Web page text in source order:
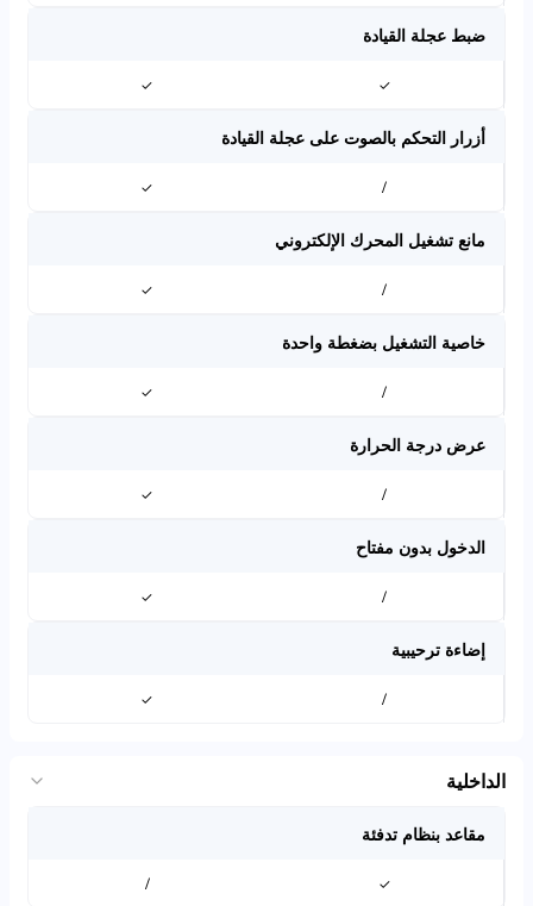
ضبط عجلة القيادة
✓
✓
أزرار التحكم بالصوت على عجلة القيادة
/
✓
مانع تشغيل المحرك الإلكتروني
/
✓
خاصية التشغيل بضغطة واحدة
/
✓
عرض درجة الحرارة
/
✓
الدخول بدون مفتاح
/
✓
إضاءة ترحيبية
/
✓
الداخلية
مقاعد بنظام تدفئة
✓
/